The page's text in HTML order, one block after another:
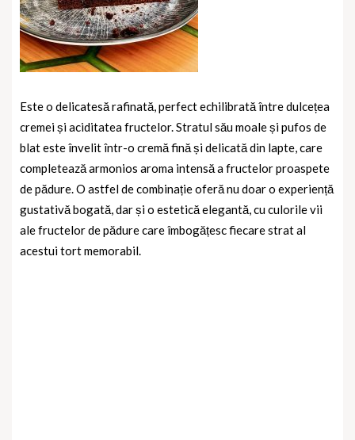
Este o delicatesă rafinată, perfect echilibrată între dulcețea
cremei și aciditatea fructelor. Stratul său moale și pufos de
blat este învelit într-o cremă fină și delicată din lapte, care
completează armonios aroma intensă a fructelor proaspete
de pădure. O astfel de combinație oferă nu doar o experiență
gustativă bogată, dar și o estetică elegantă, cu culorile vii
ale fructelor de pădure care îmbogățesc fiecare strat al
acestui tort memorabil.